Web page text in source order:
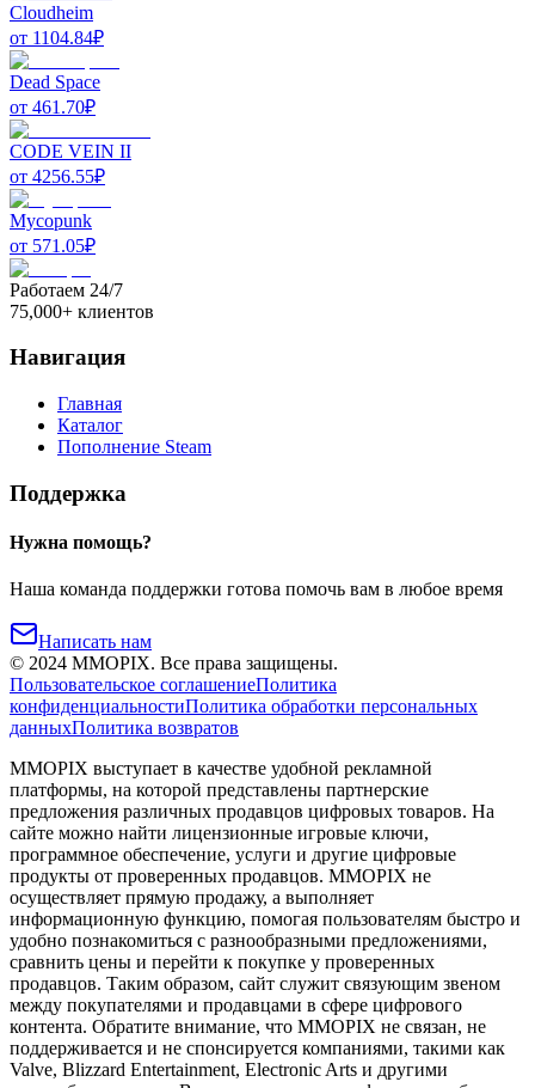
Cloudheim
от 1104.84₽
Dead Space
от 461.70₽
CODE VEIN II
от 4256.55₽
Mycopunk
от 571.05₽
Работаем 24/7
75,000+ клиентов
Навигация
Главная
Каталог
Пополнение Steam
Поддержка
Нужна помощь?
Наша команда поддержки готова помочь вам в любое время
Написать нам
© 2024 MMOPIX. Все права защищены.
Пользовательское соглашениеПолитика
конфиденциальностиПолитика обработки персональных
данныхПолитика возвратов
MMOPIX выступает в качестве удобной рекламной
платформы, на которой представлены партнерские
предложения различных продавцов цифровых товаров. На
сайте можно найти лицензионные игровые ключи,
программное обеспечение, услуги и другие цифровые
продукты от проверенных продавцов. MMOPIX не
осуществляет прямую продажу, а выполняет
информационную функцию, помогая пользователям быстро и
удобно познакомиться с разнообразными предложениями,
сравнить цены и перейти к покупке у проверенных
продавцов. Таким образом, сайт служит связующим звеном
между покупателями и продавцами в сфере цифрового
контента. Обратите внимание, что MMOPIX не связан, не
поддерживается и не спонсируется компаниями, такими как
Valve, Blizzard Entertainment, Electronic Arts и другими